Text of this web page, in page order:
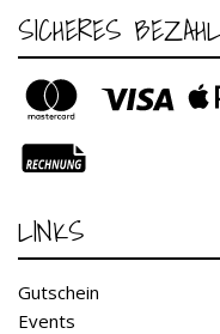
SICHERES
LINKS
Gutschein
Events